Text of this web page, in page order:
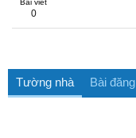
Bài viết
0
Tường nhà Bài đăng